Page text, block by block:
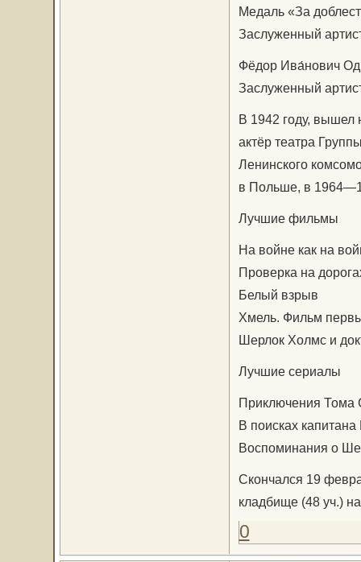
Медаль «За
Заслуженный
Фёдор Ива́нович
Заслуженный
В 1942 году, вышел
актёр театра
Ленинского
в Польше, в
Лучшие фильмы
На войне как на
Проверка на
Белый взрыв
Хмель. Фильм
Шерлок Холмс и
Лучшие сериалы
Приключения Тома
В поисках капитана
Воспоминания о
Скончался 19
кладбище (48 уч.)
0